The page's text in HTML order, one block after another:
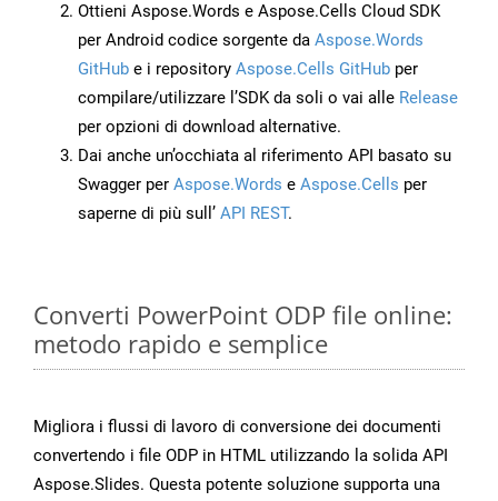
Ottieni Aspose.Words e Aspose.Cells Cloud SDK
per Android codice sorgente da Aspose.Words
GitHub e i repository Aspose.Cells GitHub per
compilare/utilizzare l’SDK da soli o vai alle Release
per opzioni di download alternative.
Dai anche un’occhiata al riferimento API basato su
Swagger per Aspose.Words e Aspose.Cells per
saperne di più sull’ API REST.
Converti PowerPoint ODP file online:
metodo rapido e semplice
Migliora i flussi di lavoro di conversione dei documenti
convertendo i file ODP in HTML utilizzando la solida API
Aspose.Slides. Questa potente soluzione supporta una